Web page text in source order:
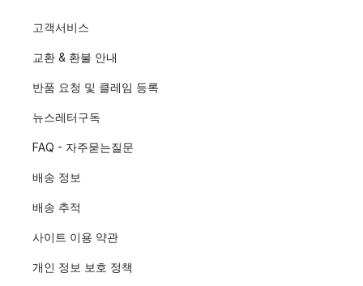
고객서비스
교환 & 환불 안내
반품 요청 및 클레임 등록
뉴스레터구독
FAQ - 자주묻는질문
배송 정보
배송 추적
사이트 이용 약관
개인 정보 보호 정책